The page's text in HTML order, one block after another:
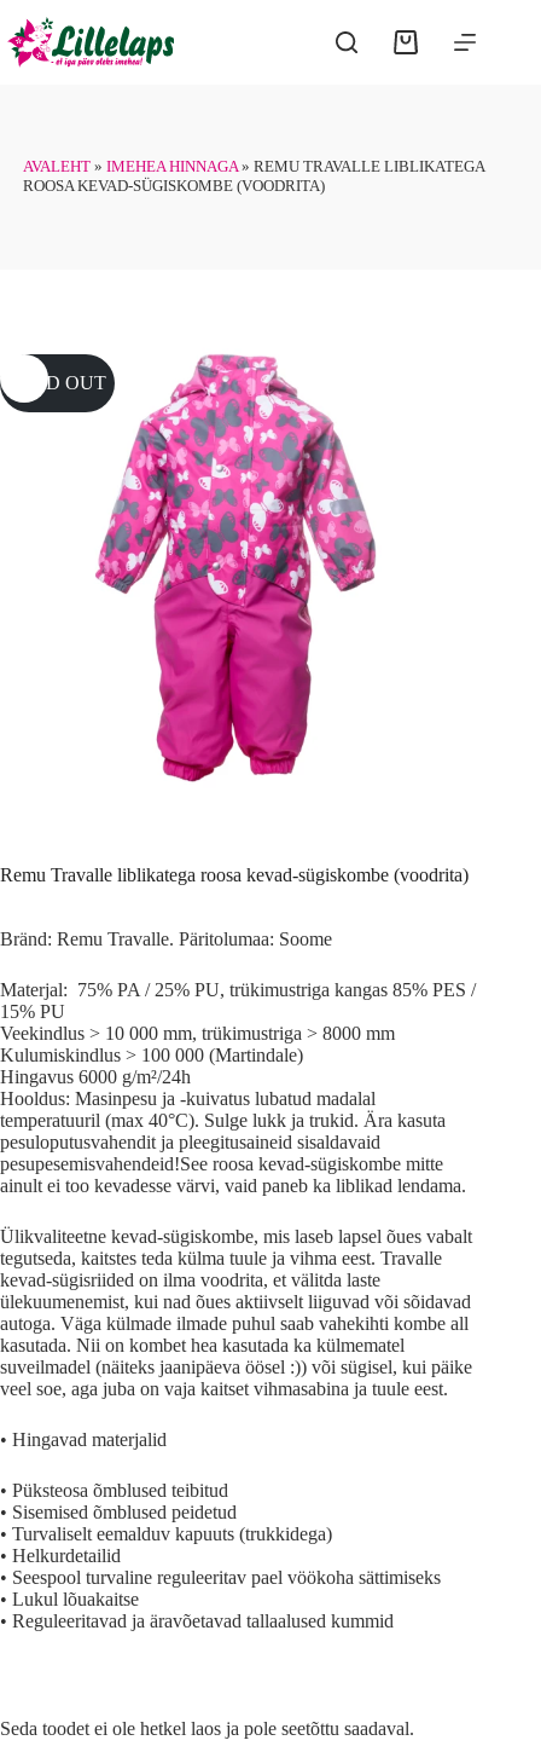
content
Shopping
AVALEHT » IMEHEA HINNAGA» REMU TRAVALLE LIBLIKATEGA
ROOSA KEVAD-SÜGISKOMBE (VOODRITA)
SOLD OUT
Remu Travalle liblikatega roosa kevad-sügiskombe (voodrita)
Bränd: Remu Travalle. Päritolumaa: Soome
Materjal: 75% PA / 25% PU, trükimustriga kangas 85% PES /
15% PU
Veekindlus > 10 000 mm, trükimustriga > 8000 mm
Kulumiskindlus > 100 000 (Martindale)
Hingavus 6000 g/m²/24h
Hooldus: Masinpesu ja -kuivatus lubatud madalal
temperatuuril (max 40°C). Sulge lukk ja trukid. Ära kasuta
pesuloputusvahendit ja pleegitusaineid sisaldavaid
pesupesemisvahendeid!See roosa kevad-sügiskombe mitte
ainult ei too kevadesse värvi, vaid paneb ka liblikad lendama.
Ülikvaliteetne kevad-sügiskombe, mis laseb lapsel õues vabalt
tegutseda, kaitstes teda külma tuule ja vihma eest. Travalle
kevad-sügisriided on ilma voodrita, et välitda laste
ülekuumenemist, kui nad õues aktiivselt liiguvad või sõidavad
autoga. Väga külmade ilmade puhul saab vahekihti kombe all
kasutada. Nii on kombet hea kasutada ka külmematel
suveilmadel (näiteks jaanipäeva öösel :)) või sügisel, kui päike
veel soe, aga juba on vaja kaitset vihmasabina ja tuule eest.
• Hingavad materjalid
• Püksteosa õmblused teibitud
• Sisemised õmblused peidetud
• Turvaliselt eemalduv kapuuts (trukkidega)
• Helkurdetailid
• Seespool turvaline reguleeritav pael vöökoha sättimiseks
• Lukul lõuakaitse
• Reguleeritavad ja äravõetavad tallaalused kummid
Seda toodet ei ole hetkel laos ja pole seetõttu saadaval.